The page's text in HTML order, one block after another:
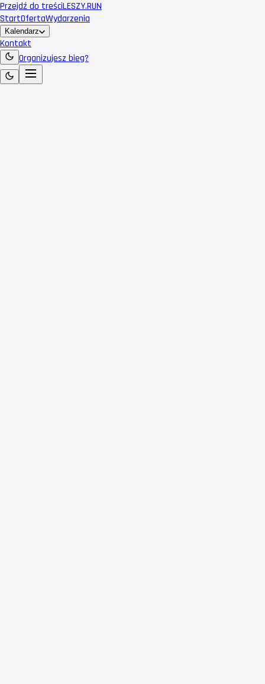
Przejdź do treściLESZY.RUN
StartOfertaWydarzenia
Kalendarz
Kontakt
Organizujesz bieg?